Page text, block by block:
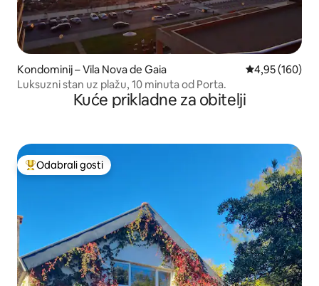
Kondominij – Vila Nova de Gaia Prosječna
4,95 (160)
Luksuzni stan uz plažu, 10 minuta od Porta.
Kuće prikladne za obitelji
Među najviše rangiranima s oznakom „Odabrali gosti”
Odabrali gosti